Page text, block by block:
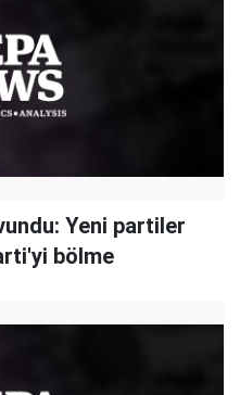
Yeni partiler
bölme